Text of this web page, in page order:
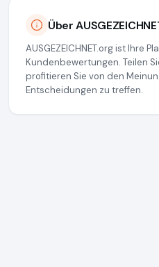
Über
AUSGEZEICHNET.org ist Ihre
Kundenbewertungen. Teilen
profitieren Sie von den
Entscheidungen zu treffen.